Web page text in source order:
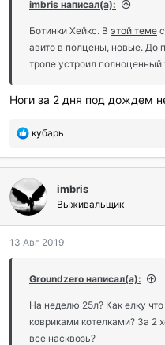
imbris написал(а):
Ботинки Хейкс. В этой теме
авито в полцены, новые. До
тропе устроил
Ноги за 2 дня под дождем
П
б
а
г
о
а
и
и
:
кубарь
imbris
Выживальщик
13 Авг 2019
Groundzero написал(а):
На неделю 25л? Как елку
ковриками котелками? За 2
все насквозь?